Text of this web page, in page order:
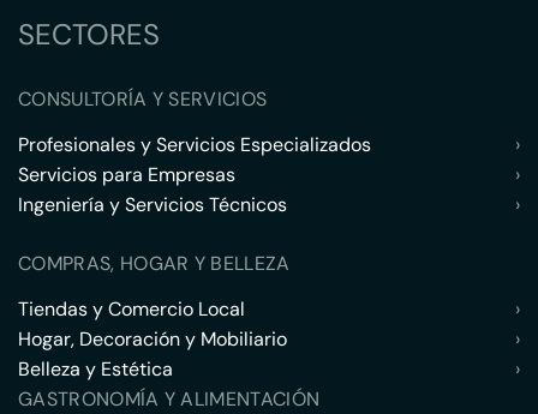
SECTORES
CONSULTORÍA Y SERVICIOS
Profesionales y Servicios Especializados
›
Servicios para Empresas
›
Ingeniería y Servicios Técnicos
›
COMPRAS, HOGAR Y BELLEZA
Tiendas y Comercio Local
›
Hogar, Decoración y Mobiliario
›
Belleza y Estética
›
GASTRONOMÍA Y ALIMENTACIÓN